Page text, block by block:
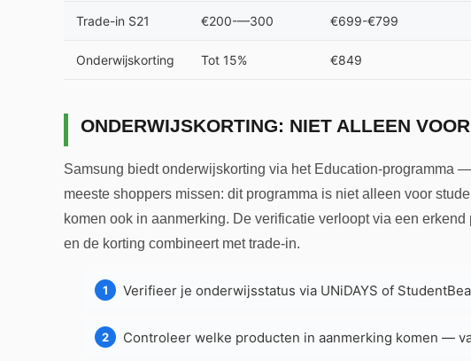
Trade-in S21 €200-—300 €699-€799
Onderwijskorting Tot 15% €849
ONDERWIJSKORTING: NIET ALLEEN
Samsung biedt onderwijskorting via het Education-programma
meeste shoppers missen: dit programma is niet alleen voor
komen ook in aanmerking. De verificatie verloopt via een
en de korting combineert met trade-in.
Verifieer je onderwijsstatus via UNiDAYS of
Controleer welke producten in aanmerking komen —